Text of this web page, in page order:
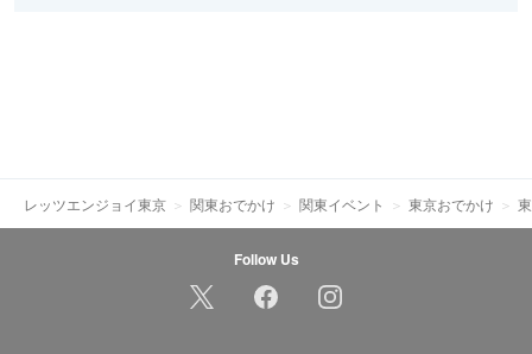
レッツエンジョイ東京 関東おでかけ 関東イベント 東京おでかけ
Follow Us